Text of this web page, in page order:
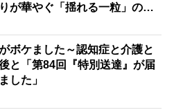
が華やぐ「揺れる一粒」の使
ボケました～認知症と介護と
と「第84回『特別送達』が届
した」